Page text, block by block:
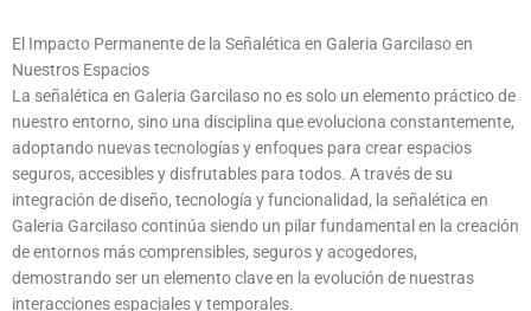
El Impacto Permanente de la Señalética en Galeria Garcilaso en
Nuestros Espacios
La señalética en Galeria Garcilaso no es solo un elemento práctico de
nuestro entorno, sino una disciplina que evoluciona constantemente,
adoptando nuevas tecnologías y enfoques para crear espacios
seguros, accesibles y disfrutables para todos. A través de su
integración de diseño, tecnología y funcionalidad, la señalética en
Galeria Garcilaso continúa siendo un pilar fundamental en la creación
de entornos más comprensibles, seguros y acogedores,
demostrando ser un elemento clave en la evolución de nuestras
interacciones espaciales y temporales.